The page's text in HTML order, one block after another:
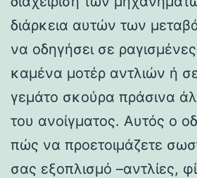
διάρκεια αυτών των
να οδηγήσει σε
καμένα μοτέρ αντλιών ή
γεμάτο σκούρα πράσινα
του ανοίγματος. Αυτός ο
πώς να προετοιμάζετε
σας εξοπλισμό –αντλίες,